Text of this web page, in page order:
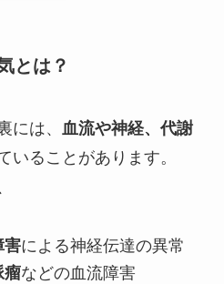
とは？
には、 血流や神経、代謝
いることがあります。
害による神経伝達の異常
瘤などの血流障害